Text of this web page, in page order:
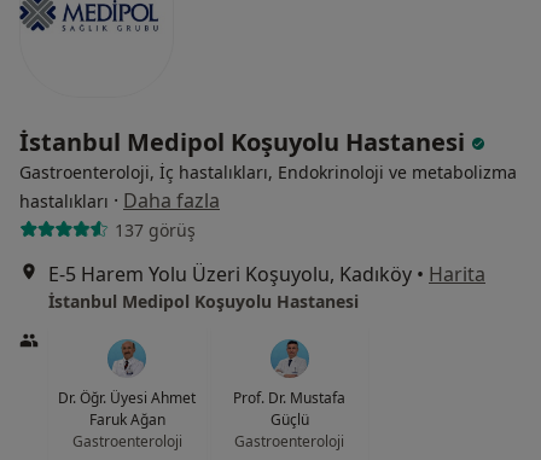
İstanbul Medipol Koşuyolu Hastanesi
Gastroenteroloji, İç hastalıkları, Endokrinoloji ve metabolizma
hastalıkları · Daha fazla
137 görüş
E-5 Harem Yolu Üzeri Koşuyolu, Kadıköy • Harita
İstanbul Medipol Koşuyolu Hastanesi
Dr. Öğr. Üyesi Ahmet
Faruk Ağan
Gastroenteroloji
Prof. Dr. Mustafa
Güçlü
Gastroenteroloji